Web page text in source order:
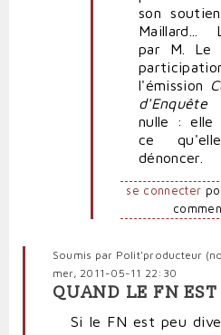
son
Maillard...
par M. Le
l'émission
d'Enquête
nulle : elle
ce
dénoncer.
se connecter
Soumis par Polit'producteur
mer, 2011-05-11 22:30
QUAND LE FN
Si le FN est peu